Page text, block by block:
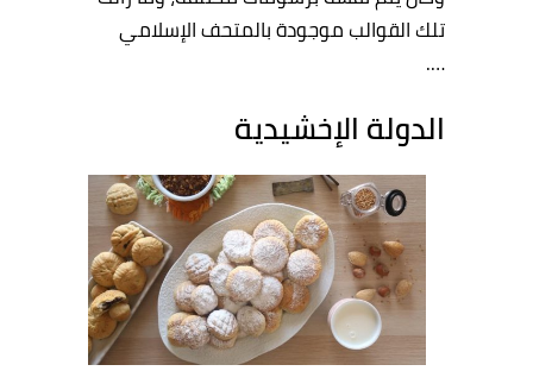
تلك القوالب موجودة بالمتحف الإسلامي
….
الدولة الإخشيدية